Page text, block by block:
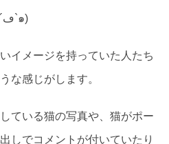
なかなか良いコンセプト(๑´ڡ`๑)
イメージを持っていた人たち
な感じがします。
ている猫の写真や、猫がポー
しでコメントが付いていたり